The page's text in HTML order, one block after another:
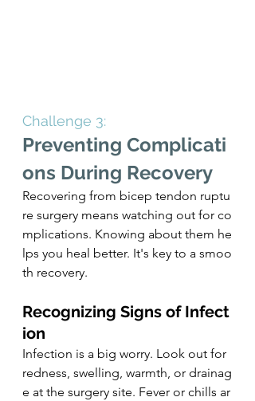
Challenge 3:
Preventing Complicati
ons During Recovery
Recovering from bicep tendon ruptu
re surgery means watching out for co
mplications. Knowing about them he
lps you heal better. It's key to a smoo
th recovery.
Recognizing Signs of Infect
ion
Infection is a big worry. Look out for
redness, swelling, warmth, or drainag
e at the surgery site. Fever or chills ar